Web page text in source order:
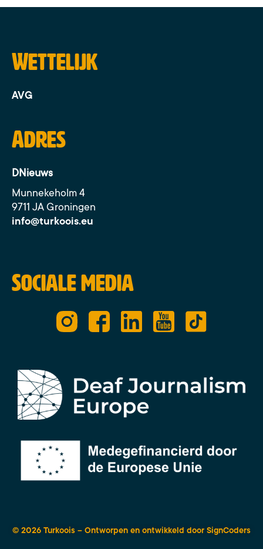
Wettelijk
AVG
Adres
DNieuws
Munnekeholm 4
9711 JA Groningen
info@turkoois.eu
Sociale media
© 2026 Turkoois – Ontworpen en ontwikkeld door SignCoders